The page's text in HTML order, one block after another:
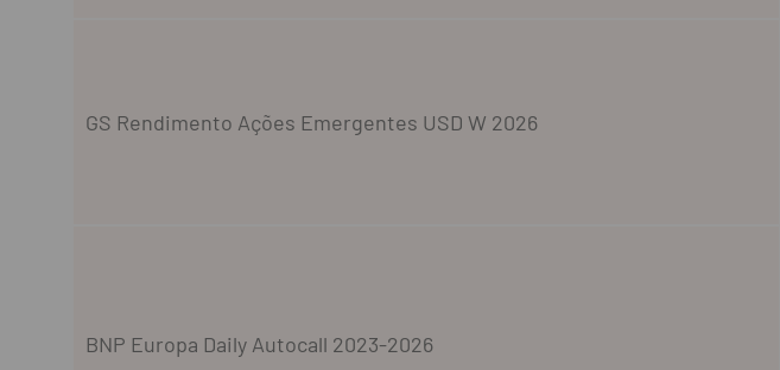
GS Rendimento Ações Emergentes USD W 2026
BNP Europa Daily Autocall 2023-2026